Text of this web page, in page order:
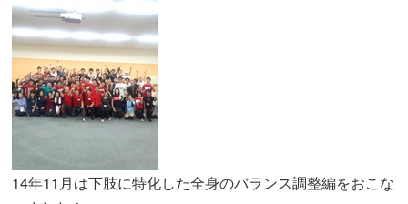
14年11月は下肢に特化した全身のバランス調整編をおこな